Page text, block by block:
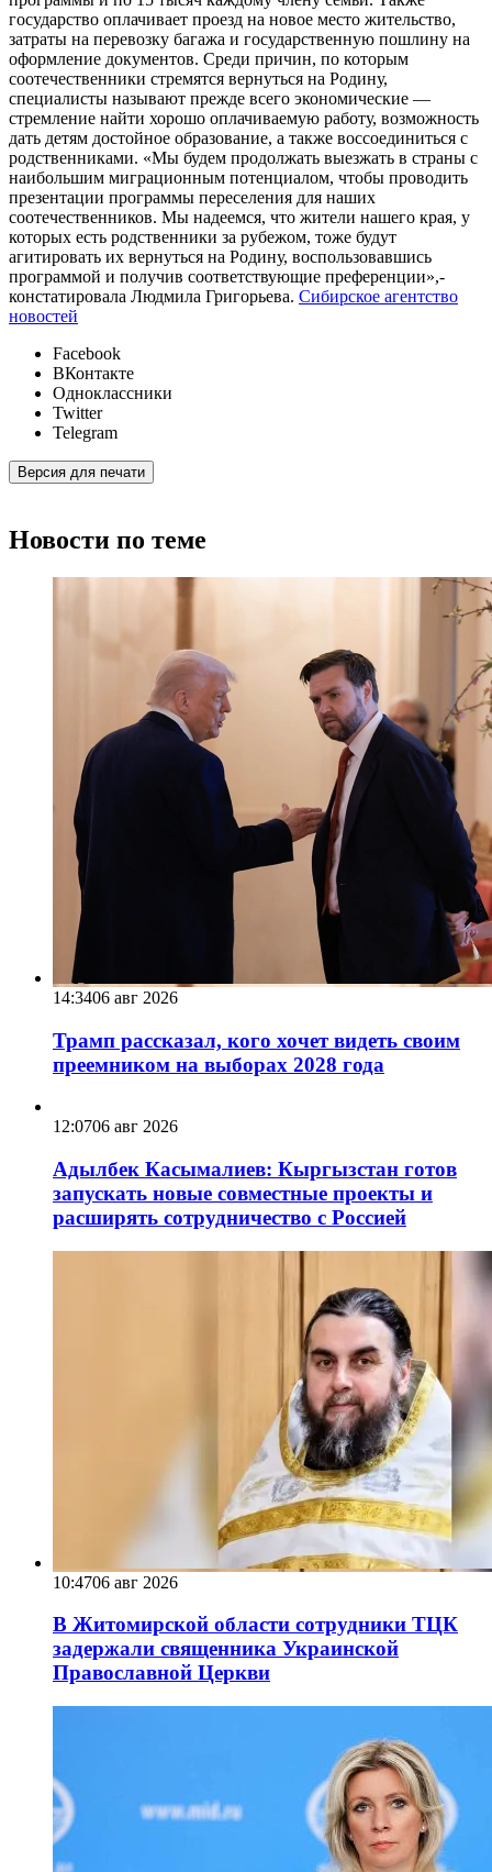
государство оплачивает проезд на новое место жительство,
затраты на перевозку багажа и государственную пошлину на
оформление документов. Среди причин, по которым
соотечественники стремятся вернуться на Родину,
специалисты называют прежде всего экономические —
стремление найти хорошо оплачиваемую работу, возможность
дать детям достойное образование, а также воссоединиться с
родственниками. «Мы будем продолжать выезжать в страны с
наибольшим миграционным потенциалом, чтобы проводить
презентации программы переселения для наших
соотечественников. Мы надеемся, что жители нашего края, у
которых есть родственники за рубежом, тоже будут
агитировать их вернуться на Родину, воспользовавшись
программой и получив соответствующие преференции»,-
констатировала Людмила Григорьева. Сибирское агентство
новостей
Facebook
ВКонтакте
Одноклассники
Twitter
Telegram
Версия для печати
Новости по теме
14:3406 авг 2026
Трамп рассказал, кого хочет видеть своим
преемником на выборах 2028 года
12:0706 авг 2026
Адылбек Касымалиев: Кыргызстан готов
запускать новые совместные проекты и
расширять сотрудничество с Россией
10:4706 авг 2026
В Житомирской области сотрудники ТЦК
задержали священника Украинской
Православной Церкви